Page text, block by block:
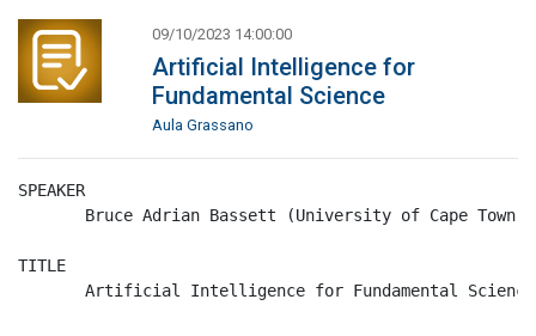
09/10/2023 14:00:00
Artificial Intelligence for
Fundamental Science
Aula Grassano
SPEAKER
       Bruce Adrian Bassett (University of Cape Town)
TITLE
       Artificial Intelligence for Fundamental Science